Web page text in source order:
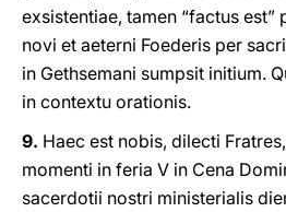
exsistentiae, tamen “factus est”
novi et aeterni Foederis per
in Gethsemani sumpsit initium.
in contextu orationis.
9. Haec est nobis, dilecti
momenti in feria V in Cena
sacerdotii nostri ministerialis